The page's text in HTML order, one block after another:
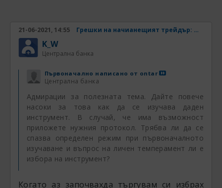
количество от тях, примерно поне 5-10 години,
за да може на тях да се тестват и обучават
системи. Какво реално седи зад движенията,
какви са другите фундаментални фактори, които
оказват влияниена инструмента, не вълнува
особено. Достатъчно е системите да печелят и
назад.
Аз също се първоначално се загледах по
златото, а после дори започнах да го
търгувам. Хареса ми много определението
да купиш нещо без да ти го доставят
физически, което е валидно точно за
златото и не само за него, разбира се. В
21-06-2021, 14:55 Грешки на начианещият трейдър: Непознаване на инструмента
K_W
Централна банка
Първоначално написано от ontar
Централна банка
Адмирации за полезната тема. Дайте повече
насоки за това как да се изучава даден
инструмент. В случай, че има възможност
приложете нужния протокол. Трябва ли да се
спазва определен режим при първоначалното
изучаване и въпрос на личен темперамент ли е
избора на инструмент?
Когато аз започвахда търгувам си избрах